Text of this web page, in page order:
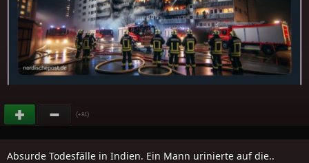
(+81)
Absurde Todesfälle in Indien. Ein Mann urinierte auf die..